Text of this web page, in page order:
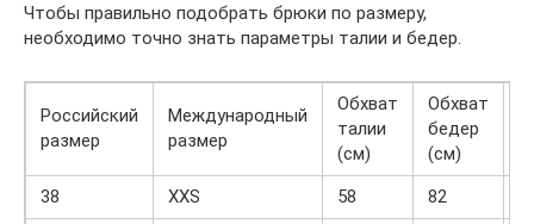
Чтобы правильно подобрать брюки по размеру,
необходимо точно знать параметры талии и бедер.
Российский
размер
Международный
размер
Обхват
талии
(см)
Обхват
бедер
(см)
38 XXS 58 82